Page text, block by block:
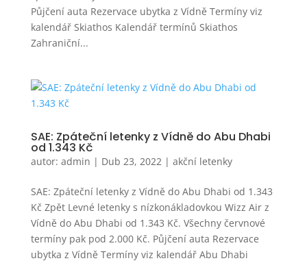
Půjčení auta Rezervace ubytka z Vídně Termíny viz
kalendář Skiathos Kalendář termínů Skiathos
Zahraniční...
SAE: Zpáteční letenky z Vídně do Abu Dhabi
od 1.343 Kč
autor: admin | Dub 23, 2022| akční letenky
SAE: Zpáteční letenky z Vídně do Abu Dhabi od 1.343
Kč Zpět Levné letenky s nízkonákladovkou Wizz Air z
Vídně do Abu Dhabi od 1.343 Kč. Všechny červnové
termíny pak pod 2.000 Kč. Půjčení auta Rezervace
ubytka z Vídně Termíny viz kalendář Abu Dhabi